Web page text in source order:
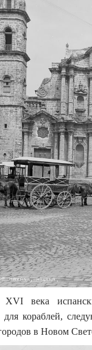
века
для кораблей,
в Новом